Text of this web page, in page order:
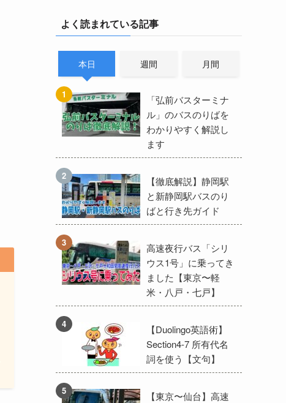
よく読まれている記事
本日 週間 月間
「弘前バスターミナ
ル」のバスのりばを
わかりやすく解説し
ます
【徹底解説】静岡駅
と新静岡駅バスのり
ばと行き先ガイド
高速夜行バス「シリ
ウス1号」に乗ってき
ました【東京〜軽
米・八戸・七戸】
【Duolingo英語術】
Section4-7 所有代名
詞を使う【文句】
【東京〜仙台】高速